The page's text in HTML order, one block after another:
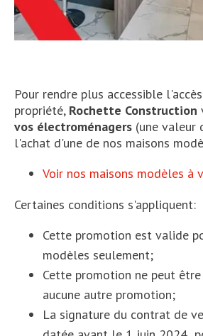
Pour rendre plus accessible
propriété, Rochette Construction
vos électroménagers (une valeur
l'achat d'une de nos maisons
Voir nos maisons modèles à
Certaines conditions s'appliquent:
Cette promotion est valide
modèles seulement;
Cette promotion ne peut
aucune autre promotion;
La signature du contrat de